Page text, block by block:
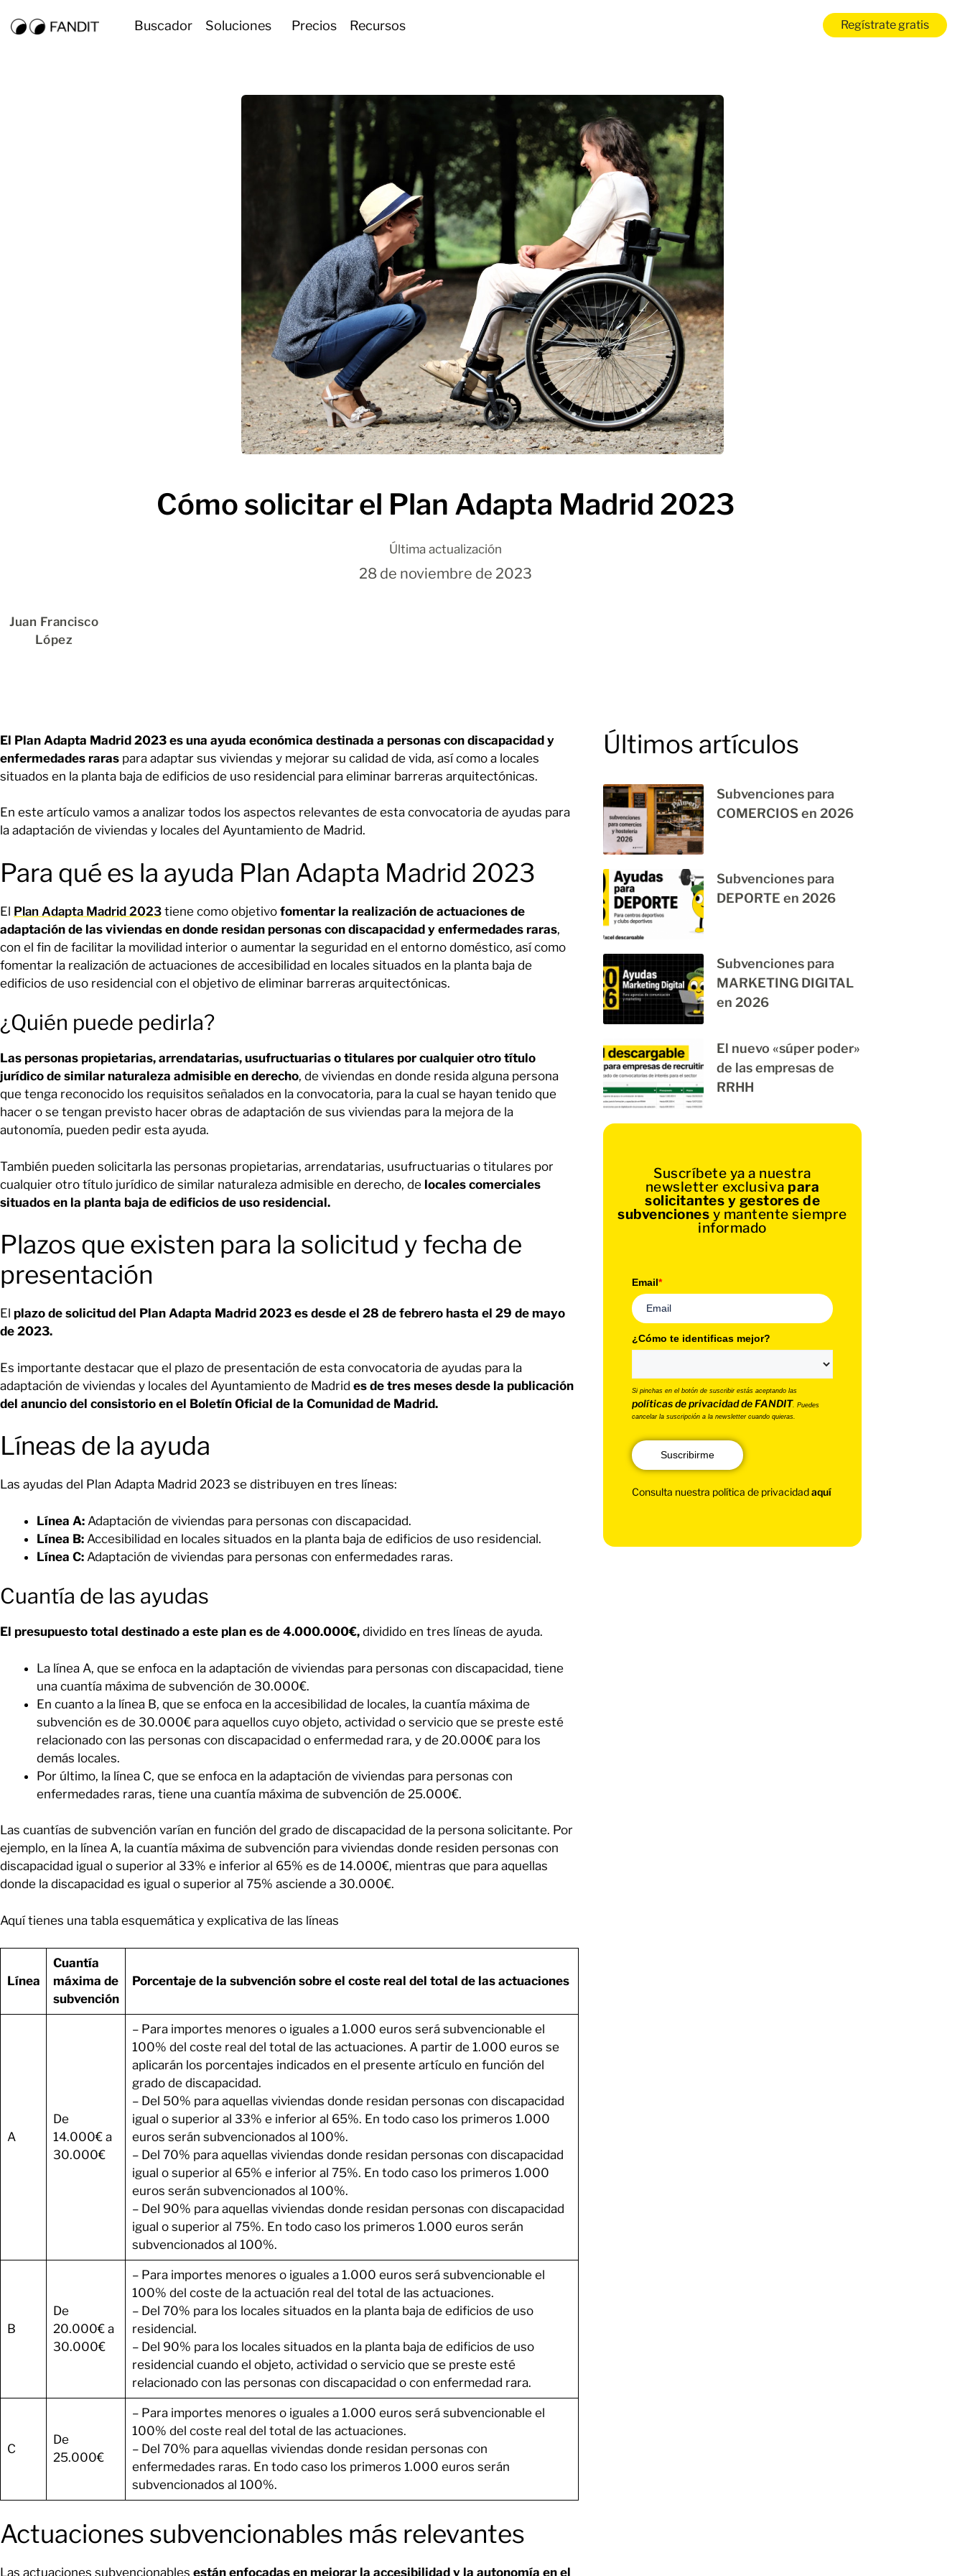
Buscador Soluciones Precios Recursos Regístrate gratis
Cómo solicitar el Plan Adapta Madrid 2023
Última actualización
28 de noviembre de 2023
Juan Francisco
López
El Plan Adapta Madrid 2023 es una ayuda económica destinada a personas con discapacidad y
enfermedades raras para adaptar sus viviendas y mejorar su calidad de vida, así como a locales
situados en la planta baja de edificios de uso residencial para eliminar barreras arquitectónicas.
En este artículo vamos a analizar todos los aspectos relevantes de esta convocatoria de ayudas para
la adaptación de viviendas y locales del Ayuntamiento de Madrid.
Para qué es la ayuda Plan Adapta Madrid 2023
El Plan Adapta Madrid 2023 tiene como objetivo fomentar la realización de actuaciones de
adaptación de las viviendas en donde residan personas con discapacidad y enfermedades raras,
con el fin de facilitar la movilidad interior o aumentar la seguridad en el entorno doméstico, así como
fomentar la realización de actuaciones de accesibilidad en locales situados en la planta baja de
edificios de uso residencial con el objetivo de eliminar barreras arquitectónicas.
¿Quién puede pedirla?
Las personas propietarias, arrendatarias, usufructuarias o titulares por cualquier otro título
jurídico de similar naturaleza admisible en derecho, de viviendas en donde resida alguna persona
que tenga reconocido los requisitos señalados en la convocatoria, para la cual se hayan tenido que
hacer o se tengan previsto hacer obras de adaptación de sus viviendas para la mejora de la
autonomía, pueden pedir esta ayuda.
También pueden solicitarla las personas propietarias, arrendatarias, usufructuarias o titulares por
cualquier otro título jurídico de similar naturaleza admisible en derecho, de locales comerciales
situados en la planta baja de edificios de uso residencial.
Plazos que existen para la solicitud y fecha de
presentación
El plazo de solicitud del Plan Adapta Madrid 2023 es desde el 28 de febrero hasta el 29 de mayo
de 2023.
Es importante destacar que el plazo de presentación de esta convocatoria de ayudas para la
adaptación de viviendas y locales del Ayuntamiento de Madrid es de tres meses desde la publicación
del anuncio del consistorio en el Boletín Oficial de la Comunidad de Madrid.
Líneas de la ayuda
Las ayudas del Plan Adapta Madrid 2023 se distribuyen en tres líneas:
Línea A: Adaptación de viviendas para personas con discapacidad.
Línea B: Accesibilidad en locales situados en la planta baja de edificios de uso residencial.
Línea C: Adaptación de viviendas para personas con enfermedades raras.
Cuantía de las ayudas
El presupuesto total destinado a este plan es de 4.000.000€, dividido en tres líneas de ayuda.
La línea A, que se enfoca en la adaptación de viviendas para personas con discapacidad, tiene
una cuantía máxima de subvención de 30.000€.
En cuanto a la línea B, que se enfoca en la accesibilidad de locales, la cuantía máxima de
subvención es de 30.000€ para aquellos cuyo objeto, actividad o servicio que se preste esté
relacionado con las personas con discapacidad o enfermedad rara, y de 20.000€ para los
demás locales.
Por último, la línea C, que se enfoca en la adaptación de viviendas para personas con
enfermedades raras, tiene una cuantía máxima de subvención de 25.000€.
Las cuantías de subvención varían en función del grado de discapacidad de la persona solicitante. Por
ejemplo, en la línea A, la cuantía máxima de subvención para viviendas donde residen personas con
discapacidad igual o superior al 33% e inferior al 65% es de 14.000€, mientras que para aquellas
donde la discapacidad es igual o superior al 75% asciende a 30.000€.
Aquí tienes una tabla esquemática y explicativa de las líneas
Línea
Cuantía
máxima de
subvención
Porcentaje de la subvención sobre el coste real del total de las actuaciones
A
De
14.000€ a
30.000€
– Para importes menores o iguales a 1.000 euros será subvencionable el
100% del coste real del total de las actuaciones. A partir de 1.000 euros se
aplicarán los porcentajes indicados en el presente artículo en función del
grado de discapacidad.
– Del 50% para aquellas viviendas donde residan personas con discapacidad
igual o superior al 33% e inferior al 65%. En todo caso los primeros 1.000
euros serán subvencionados al 100%.
– Del 70% para aquellas viviendas donde residan personas con discapacidad
igual o superior al 65% e inferior al 75%. En todo caso los primeros 1.000
euros serán subvencionados al 100%.
– Del 90% para aquellas viviendas donde residan personas con discapacidad
igual o superior al 75%. En todo caso los primeros 1.000 euros serán
subvencionados al 100%.
B
De
20.000€ a
30.000€
– Para importes menores o iguales a 1.000 euros será subvencionable el
100% del coste de la actuación real del total de las actuaciones.
– Del 70% para los locales situados en la planta baja de edificios de uso
residencial.
– Del 90% para los locales situados en la planta baja de edificios de uso
residencial cuando el objeto, actividad o servicio que se preste esté
relacionado con las personas con discapacidad o con enfermedad rara.
C
De
25.000€
– Para importes menores o iguales a 1.000 euros será subvencionable el
100% del coste real del total de las actuaciones.
– Del 70% para aquellas viviendas donde residan personas con
enfermedades raras. En todo caso los primeros 1.000 euros serán
subvencionados al 100%.
Actuaciones subvencionables más relevantes
Las actuaciones subvencionables están enfocadas en mejorar la accesibilidad y la autonomía en el
Últimos artículos
Subvenciones para
COMERCIOS en 2026
Subvenciones para
DEPORTE en 2026
Subvenciones para
MARKETING DIGITAL
en 2026
El nuevo «súper poder»
de las empresas de
RRHH
Suscríbete ya a nuestra
newsletter exclusiva para
solicitantes y gestores de
subvenciones y mantente siempre
informado
Email*
¿Cómo te identificas mejor?
Si pinchas en el botón de suscribir estás aceptando las
políticas de privacidad de FANDIT . Puedes
cancelar la suscripción a la newsletter cuando quieras.
Suscribirme
Consulta nuestra política de privacidadaquí